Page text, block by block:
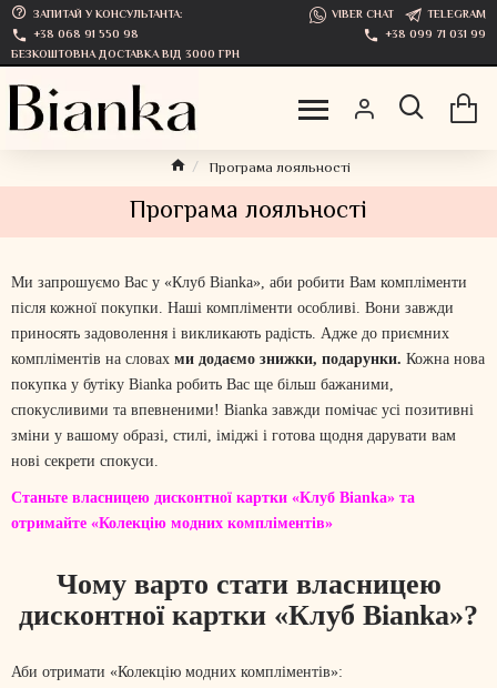
ЗАПИТАЙ У КОНСУЛЬТАНТА: VIBER CHAT
TELEGRAM
+38 068 91 550 98
+38 099 71 031 99
БЕЗКОШТОВНА ДОСТАВКА ВІД 3000 ГРН
Програма лояльності
Програма лояльності
Ми запрошуємо Вас у «Клуб Bianka», аби робити Вам компліменти
після кожної покупки. Наші компліменти особливі. Вони завжди
приносять задоволення і викликають радість. Адже до приємних
компліментів на словах ми додаємо знижки, подарунки. Кожна нова
покупка у бутіку Bianka робить Вас ще більш бажаними,
спокусливими та впевненими! Bianka завжди помічає усі позитивні
зміни у вашому образі, стилі, іміджі і готова щодня дарувати вам
нові секрети спокуси.
Станьте власницею дисконтної картки «Клуб Bianka» та
отримайте «Колекцію модних компліментів»
Чому варто стати власницею
дисконтної картки «Клуб Bianka»?
Аби отримати «Колекцію модних компліментів»: